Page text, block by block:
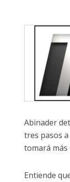
Abinader
tres pasos
tomará más
Entiende